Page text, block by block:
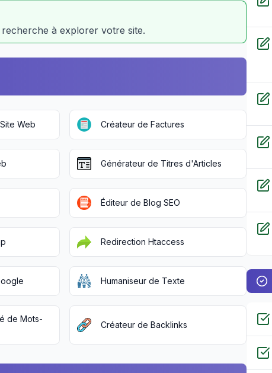
à explorer votre site.
Web Créateur de Factures
Générateur de Titres d'Articles
Éditeur de Blog SEO
Redirection Htaccess
Humaniseur de Texte
de Mots-
Créateur de Backlinks